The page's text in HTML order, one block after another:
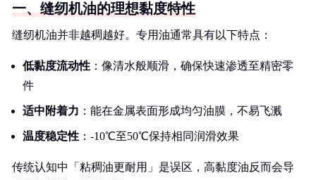
一、缝纫机油的理想黏度特性
缝纫机油并非越稠越好。专用油通常具有以下特点：
低黏度流动性 ：像清水般顺滑，确保快速渗透至精密零
件
适中附着力 ：能在金属表面形成均匀油膜，不易飞溅
温度稳定性 ：-10℃至50℃保持相同润滑效果
传统认知中「粘稠油更耐用」是误区，高黏度油反而会导